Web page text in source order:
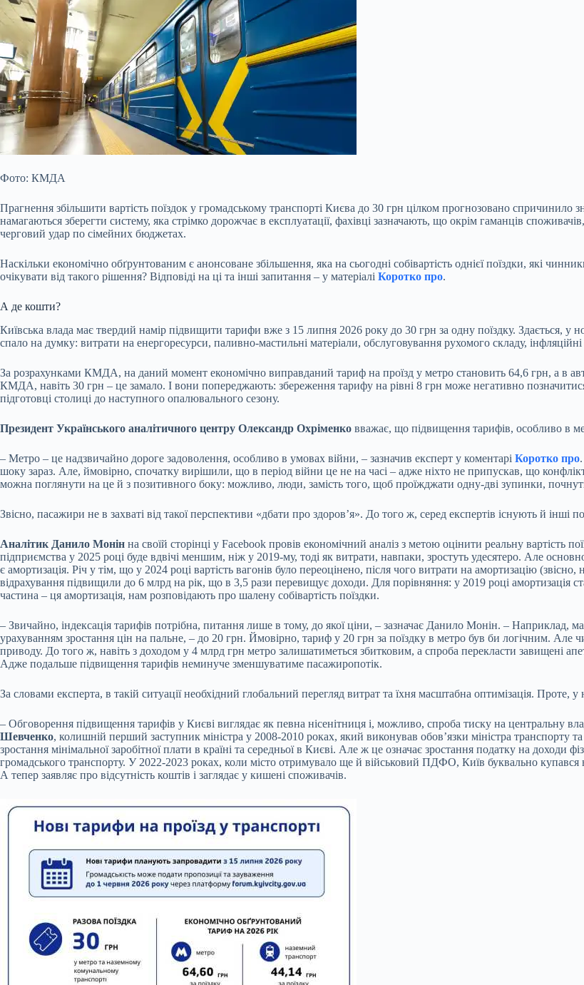
Фото: КМДА
Прагнення збільшити вартість поїздок у громадському транспорті Києва до 30 грн цілком прогнозовано
намагаються зберегти систему, яка стрімко дорожчає в експлуатації, фахівці зазначають, що окрім гаманців
черговий удар по сімейних бюджетах.
Наскільки економічно обґрунтованим є анонсоване збільшення, яка на сьогодні собівартість однієї поїздки, які
очікувати від такого рішення? Відповіді на ці та інші запитання – у матеріалі Коротко про.
А де кошти?
Київська влада має твердий намір підвищити тарифи вже з 15 липня 2026 року до 30 грн за одну поїздку. Здається, у
спало на думку: витрати на енергоресурси, паливно-мастильні матеріали, обслуговування рухомого складу,
За розрахунками КМДА, на даний момент економічно виправданий тариф на проїзд у метро становить 64,6 грн, а в
КМДА, навіть 30 грн – це замало. І вони попереджають: збереження тарифу на рівні 8 грн може негативно позначитися
підготовці столиці до наступного опалювального сезону.
Президент Українського аналітичного центру Олександр Охріменко вважає, що підвищення тарифів, особливо в
– Метро – це надзвичайно дороге задоволення, особливо в умовах війни, – зазначив експерт у коментарі Коротко про
шоку зараз. Але, ймовірно, спочатку вирішили, що в період війни це не на часі – адже ніхто не припускав, що
можна поглянути на це й з позитивного боку: можливо, люди, замість того, щоб проїжджати одну-дві зупинки,
Звісно, пасажири не в захваті від такої перспективи «дбати про здоров’я». До того ж, серед експертів існують й інші
Аналітик Данило Монін на своїй сторінці у Facebook провів економічний аналіз з метою оцінити реальну вартість
підприємства у 2025 році буде вдвічі меншим, ніж у 2019-му, тоді як витрати, навпаки, зростуть удесятеро. Але
є амортизація. Річ у тім, що у 2024 році вартість вагонів було переоцінено, після чого витрати на амортизацію
відрахування підвищили до 6 млрд на рік, що в 3,5 рази перевищує доходи. Для порівняння: у 2019 році амортизація
частина – ця амортизація, нам розповідають про шалену собівартість поїздки.
– Звичайно, індексація тарифів потрібна, питання лише в тому, до якої ціни, – зазначає Данило Монін. – Наприклад,
урахуванням зростання цін на пальне, – до 20 грн. Ймовірно, тариф у 20 грн за поїздку в метро був би логічним. Але
приводу. До того ж, навіть з доходом у 4 млрд грн метро залишатиметься збитковим, а спроба перекласти завищені
Адже подальше підвищення тарифів неминуче зменшуватиме пасажиропотік.
За словами експерта, в такій ситуації необхідний глобальний перегляд витрат та їхня масштабна оптимізація.
– Обговорення підвищення тарифів у Києві виглядає як певна нісенітниця і, можливо, спроба тиску на центральну
Шевченко, колишній перший заступник міністра у 2008-2010 роках, який виконував обов’язки міністра транспорту
зростання мінімальної заробітної плати в країні та середньої в Києві. Але ж це означає зростання податку на доходи
громадського транспорту. У 2022-2023 роках, коли місто отримувало ще й військовий ПДФО, Київ буквально
А тепер заявляє про відсутність коштів і заглядає у кишені споживачів.